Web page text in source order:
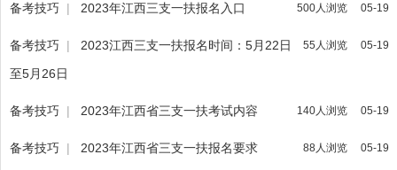
05-19
500人浏览
备考技巧 | 2023年江西三支一扶报名入口
05-19
55人浏览
备考技巧 |
2023江西三支一扶报名时间：5月22日
至5月26日
05-19
140人浏览
备考技巧 | 2023年江西省三支一扶考试内容
05-19
88人浏览
备考技巧 | 2023年江西省三支一扶报名要求